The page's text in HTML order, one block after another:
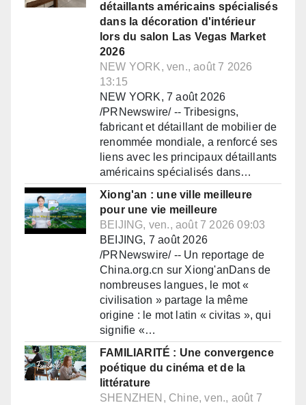
détaillants américains spécialisés
dans la décoration d'intérieur
lors du salon Las Vegas Market
2026
NEW YORK, ven., août 7 2026
13:15
NEW YORK, 7 août 2026
/PRNewswire/ -- Tribesigns,
fabricant et détaillant de mobilier de
renommée mondiale, a renforcé ses
liens avec les principaux détaillants
américains spécialisés dans…
Xiong'an : une ville meilleure
pour une vie meilleure
BEIJING, ven., août 7 2026 09:03
BEIJING, 7 août 2026
/PRNewswire/ -- Un reportage de
China.org.cn sur Xiong'anDans de
nombreuses langues, le mot «
civilisation » partage la même
origine : le mot latin « civitas », qui
signifie «…
FAMILIARITÉ : Une convergence
poétique du cinéma et de la
littérature
SHENZHEN, Chine, ven., août 7